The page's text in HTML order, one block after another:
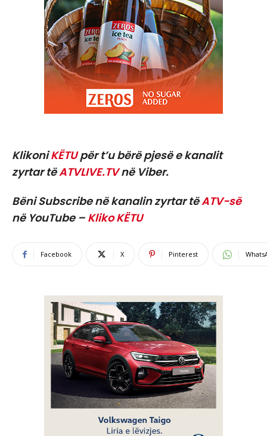
KlikoniKËTUpër t’u bërë pjesë e kanalit
zyrtar tëATVLIVE.TVnë Viber.
Bëni Subscribe në kanalin zyrtar tëATV-së
në YouTube – Kliko KËTU
Facebook X Pinterest